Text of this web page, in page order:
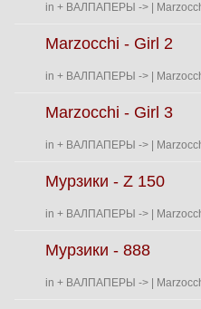
in + ВАЛПАПЕРЫ -> |
Marzocchi - Girl 2
in + ВАЛПАПЕРЫ -> |
Marzocchi - Girl 3
in + ВАЛПАПЕРЫ -> |
Мурзики - Z 150
in + ВАЛПАПЕРЫ -> |
Мурзики - 888
in + ВАЛПАПЕРЫ -> |